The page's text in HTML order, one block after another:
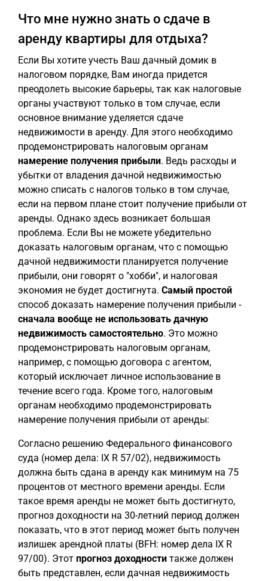
Что мне нужно знать о сдаче в
аренду квартиры для отдыха?
Если Вы хотите учесть Ваш дачный домик в
налоговом порядке, Вам иногда придется
преодолеть высокие барьеры, так как налоговые
органы участвуют только в том случае, если
основное внимание уделяется сдаче
недвижимости в аренду. Для этого необходимо
продемонстрировать налоговым органам
намерение получения прибыли. Ведь расходы и
убытки от владения дачной недвижимостью
можно списать с налогов только в том случае,
если на первом плане стоит получение прибыли от
аренды. Однако здесь возникает большая
проблема. Если Вы не можете убедительно
доказать налоговым органам, что с помощью
дачной недвижимости планируется получение
прибыли, они говорят о "хобби", и налоговая
экономия не будет достигнута. Самый простой
способ доказать намерение получения прибыли -
сначала вообще не использовать дачную
недвижимость самостоятельно. Это можно
продемонстрировать налоговым органам,
например, с помощью договора с агентом,
который исключает личное использование в
течение всего года. Кроме того, налоговым
органам необходимо продемонстрировать
намерение получения прибыли от аренды:
Согласно решению Федерального финансового
суда (номер дела: IX R 57/02), недвижимость
должна быть сдана в аренду как минимум на 75
процентов от местного времени аренды. Если
такое время аренды не может быть достигнуто,
прогноз доходности на 30-летний период должен
показать, что в этот период может быть получен
излишек арендной платы (BFH: номер дела IX R
97/00). Этот прогноз доходности также должен
быть представлен, если дачная недвижимость